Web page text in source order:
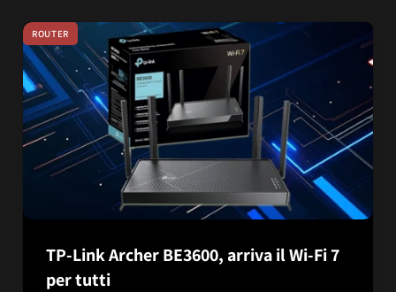
ROUTER
TP-Link Archer BE3600, arriva il Wi-Fi 7
per tutti